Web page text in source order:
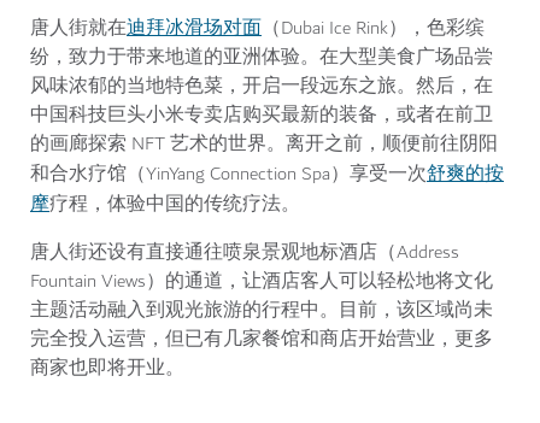
唐人街就在迪拜冰滑场对面 （Dubai Ice Rink），色彩缤
纷，致力于带来地道的亚洲体验。在大型美食广场品尝
风味浓郁的当地特色菜，开启一段远东之旅。然后，在
中国科技巨头小米专卖店购买最新的装备，或者在前卫
的画廊探索 NFT 艺术的世界。离开之前，顺便前往阴阳
和合水疗馆（YinYang Connection Spa）享受一次舒爽的按
摩疗程，体验中国的传统疗法。
唐人街还设有直接通往喷泉景观地标酒店（Address
Fountain Views）的通道，让酒店客人可以轻松地将文化
主题活动融入到观光旅游的行程中。目前，该区域尚未
完全投入运营，但已有几家餐馆和商店开始营业，更多
商家也即将开业。